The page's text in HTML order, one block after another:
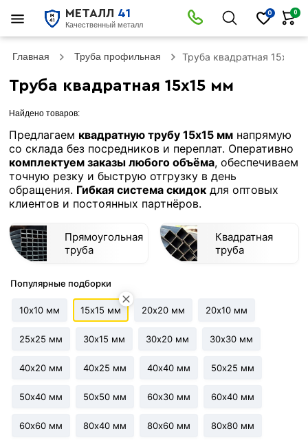
МЕТАЛЛ 41
Качественный металл
0 0
Главная Труба профильная Труба квадратная 15х15
Труба квадратная 15х15 мм
Найдено товаров:
Предлагаем квадратную трубу 15х15 мм напрямую
со склада без посредников и переплат. Оперативно
комплектуем заказы любого объёма, обеспечиваем
точную резку и быструю отгрузку в день
обращения. Гибкая система скидок для оптовых
клиентов и постоянных партнёров.
Прямоугольная
труба
Квадратная
труба
Популярные подборки
10х10 мм 15х15 мм 20х20 мм 20х10 мм
25х25 мм 30х15 мм 30х20 мм 30х30 мм
40х20 мм 40х25 мм 40х40 мм 50х25 мм
50х40 мм 50х50 мм 60х30 мм 60х40 мм
60х60 мм 80х40 мм 80х60 мм 80х80 мм